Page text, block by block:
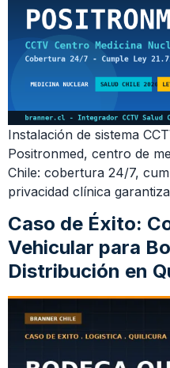
Instalación de sistema
Positronmed, centro de
Chile: cobertura 24/7,
privacidad clínica
Caso de Éxito:
Vehicular para
Distribución en